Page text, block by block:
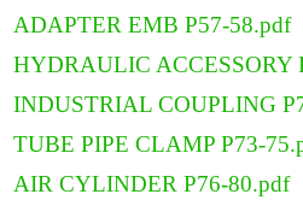
ADAPTER EMB P57-58.pdf
HYDRAULIC ACCESSORY
INDUSTRIAL COUPLING
TUBE PIPE CLAMP P73-
AIR CYLINDER P76-80.pdf